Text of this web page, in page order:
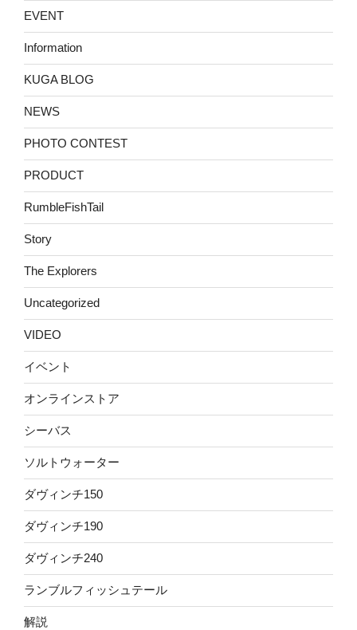
EVENT
Information
KUGA BLOG
NEWS
PHOTO CONTEST
PRODUCT
RumbleFishTail
Story
The Explorers
Uncategorized
VIDEO
イベント
オンラインストア
シーバス
ソルトウォーター
ダヴィンチ150
ダヴィンチ190
ダヴィンチ240
ランブルフィッシュテール
解説